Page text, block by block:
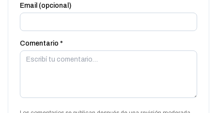
Email (opcional)
Comentario *